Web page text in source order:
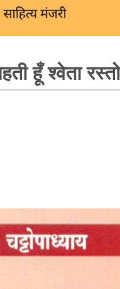
हूँ श्वेता